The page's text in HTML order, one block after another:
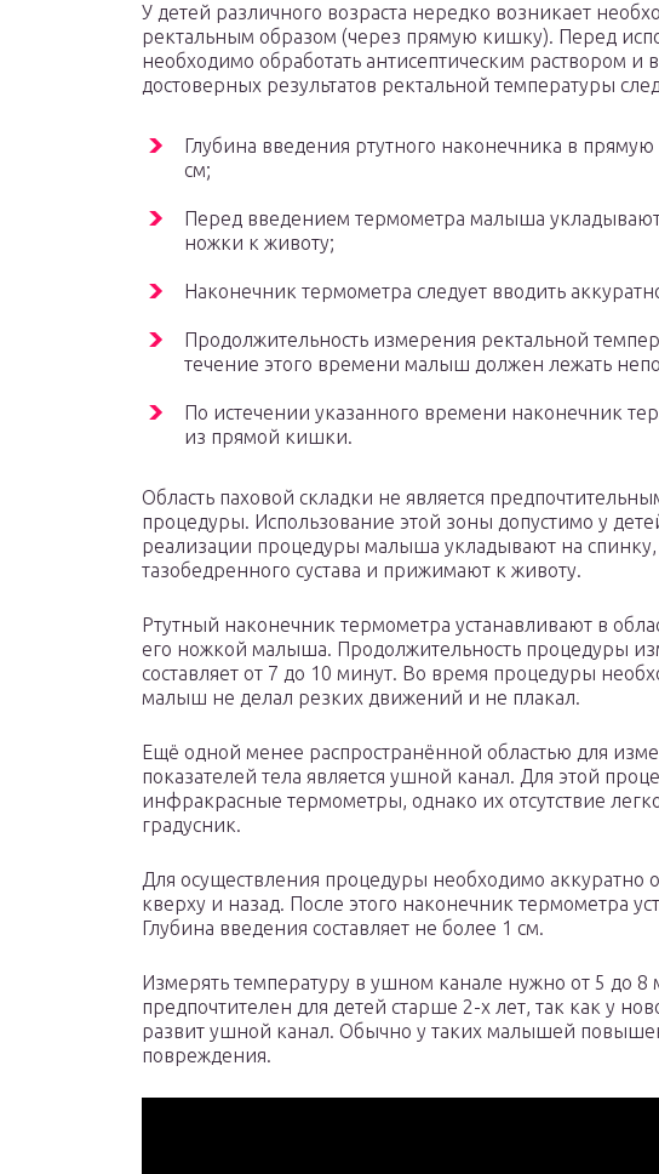
У детей различного возраста нередко возникает
ректальным образом (через прямую кишку). Перед
необходимо обработать антисептическим раствором и
достоверных результатов ректальной температуры
Глубина введения ртутного наконечника в
см;
Перед введением термометра малыша
ножки к животу;
Наконечник термометра следует вводить
Продолжительность измерения ректальной
течение этого времени малыш должен лежать
По истечении указанного времени наконечник
из прямой кишки.
Область паховой складки не является
процедуры. Использование этой зоны допустимо у
реализации процедуры малыша укладывают на спинку,
тазобедренного сустава и прижимают к животу.
Ртутный наконечник термометра устанавливают в
его ножкой малыша. Продолжительность процедуры
составляет от 7 до 10 минут. Во время процедуры
малыш не делал резких движений и не плакал.
Ещё одной менее распространённой областью для
показателей тела является ушной канал. Для этой
инфракрасные термометры, однако их отсутствие
градусник.
Для осуществления процедуры необходимо аккуратно
кверху и назад. После этого наконечник термометра
Глубина введения составляет не более 1 см.
Измерять температуру в ушном канале нужно от 5 до 8
предпочтителен для детей старше 2-х лет, так как у
развит ушной канал. Обычно у таких малышей
повреждения.